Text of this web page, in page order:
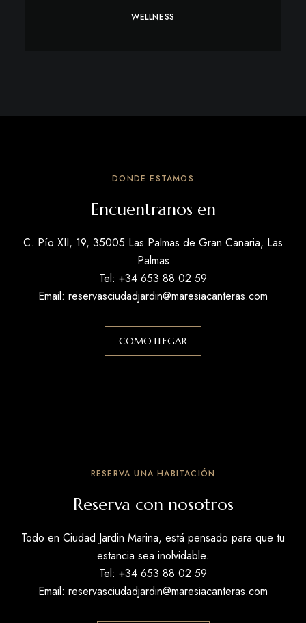
WELLNESS
DONDE ESTAMOS
Encuentranos en
C. Pío XII, 19, 35005 Las Palmas de Gran Canaria, Las
Palmas
Tel: +34 653 88 02 59
Email: reservasciudadjardin@maresiacanteras.com
COMO LLEGAR
RESERVA UNA HABITACIÓN
Reserva con nosotros
Todo en Ciudad Jardin Marina, está pensado para que tu
estancia sea inolvidable.
Tel: +34 653 88 02 59
Email: reservasciudadjardin@maresiacanteras.com